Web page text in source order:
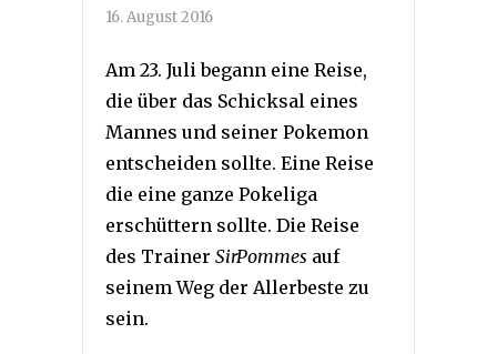
16. August 2016
Am 23. Juli begann eine Reise,
die über das Schicksal eines
Mannes und seiner Pokemon
entscheiden sollte. Eine Reise
die eine ganze Pokeliga
erschüttern sollte. Die Reise
des Trainer SirPommes auf
seinem Weg der Allerbeste zu
sein.